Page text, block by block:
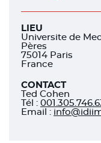
LIEU
Universite de
Pères
75014 Paris
France
CONTACT
Ted Cohen
Tél :
Email :